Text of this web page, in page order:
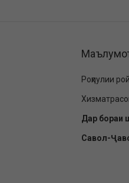
Роҳпулии
Дар бораи
Савол-